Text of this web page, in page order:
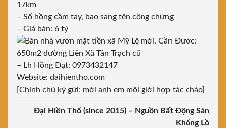
17km
– Sổ hồng cầm tay, bao sang tên công chứng
– Giá bán: 6 tỷ
– Lh Hồng Đạt: 0973432147
Website: daihientho.com
[Chính chủ ký gửi; mời anh em môi giới hợp tác chào]
Đại Hiền Thổ (since 2015) – Nguồn Bất Động Sản
Khổng Lồ